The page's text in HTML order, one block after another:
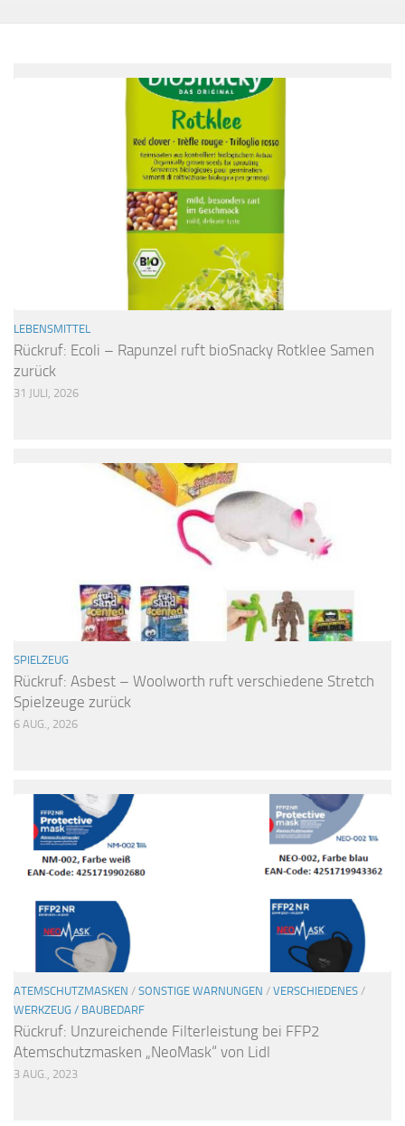
LEBENSMITTEL
Rückruf: Ecoli – Rapunzel ruft bioSnacky Rotklee Samen
zurück
31 JULI, 2026
SPIELZEUG
Rückruf: Asbest – Woolworth ruft verschiedene Stretch
Spielzeuge zurück
6 AUG., 2026
ATEMSCHUTZMASKEN / SONSTIGE WARNUNGEN / VERSCHIEDENES /
WERKZEUG / BAUBEDARF
Rückruf: Unzureichende Filterleistung bei FFP2
Atemschutzmasken „NeoMask“ von Lidl
3 AUG., 2023